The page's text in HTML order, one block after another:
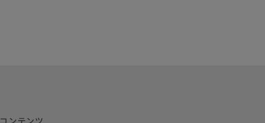
コンテンツ